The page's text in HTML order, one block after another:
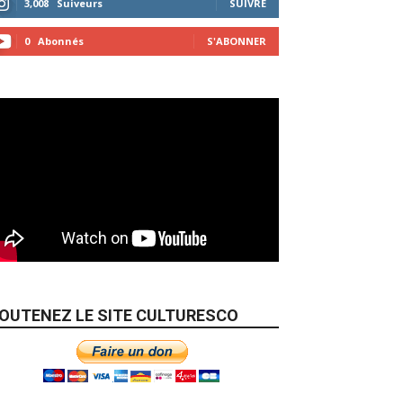
3,008 Suiveurs SUIVRE
0 Abonnés S'ABONNER
LE SITE CULTURESCO